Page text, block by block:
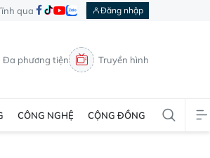
qua Đăng nhập
Đa phương tiện Truyền hình
CÔNG NGHỆ CỘNG ĐỒNG